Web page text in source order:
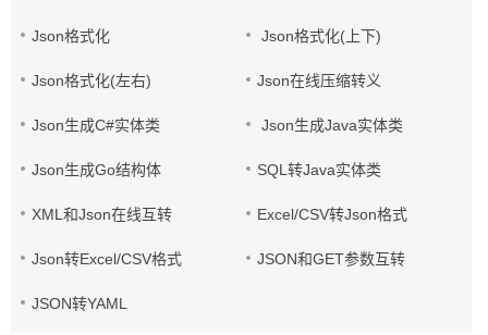
Json格式化 Json格式化(上下)
Json格式化(左右) Json在线压缩转义
Json生成C#实体类 Json生成Java实体类
Json生成Go结构体 SQL转Java实体类
XML和Json在线互转 Excel/CSV转Json格式
Json转Excel/CSV格式 JSON和GET参数互转
JSON转YAML